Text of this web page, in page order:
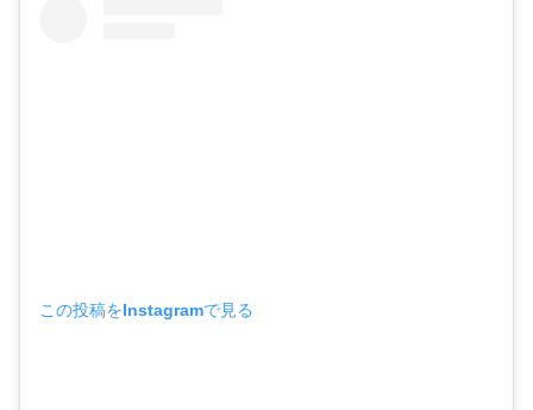
この投稿をInstagramで見る